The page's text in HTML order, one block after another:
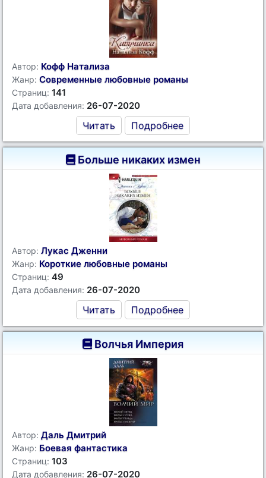
Автор: Кофф Натализа
Жанр: Современные любовные романы
Страниц: 141
Дата добавления: 26-07-2020
Читать Подробнее
Больше никаких измен
Автор: Лукас Дженни
Жанр: Короткие любовные романы
Страниц: 49
Дата добавления: 26-07-2020
Читать Подробнее
Волчья Империя
Автор: Даль Дмитрий
Жанр: Боевая фантастика
Страниц: 103
Дата добавления: 26-07-2020